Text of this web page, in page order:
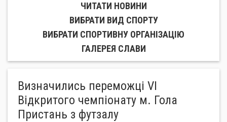
ЧИТАТИ НОВИНИ
ВИБРАТИ ВИД СПОРТУ
ВИБРАТИ СПОРТИВНУ ОРГАНIЗАЦIЮ
ГАЛЕРЕЯ СЛАВИ
Визначились переможці VI
Відкритого чемпіонату м. Гола
Пристань з футзалу